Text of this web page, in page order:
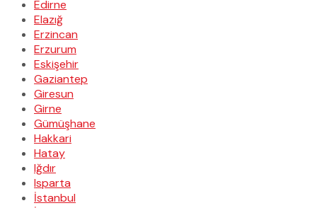
Edirne
Elazığ
Erzincan
Erzurum
Eskişehir
Gaziantep
Giresun
Girne
Gümüşhane
Hakkari
Hatay
Iğdır
Isparta
İstanbul